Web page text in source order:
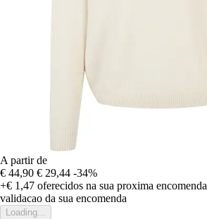
A partir de
€ 44,90 € 29,44 -34%
+€ 1,47 oferecidos na sua proxima encomenda
validacao da sua encomenda
Loading...